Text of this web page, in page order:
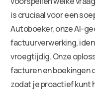
is cruciaal voor een
Autoboeker, onze AI-
factuurverwerking,
vroegtijdig. Onze
facturen en boekingen
zodat je proactief kunt